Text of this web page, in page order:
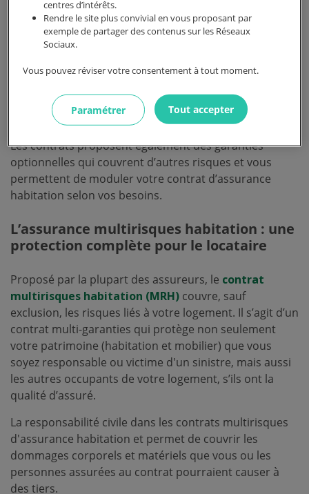
Undégât des eaux(rupture de canalisation,
infiltration d’eau, fuite d’eau).
civile
couvre les dommages corporels et
matériels causés à un tiers).
Les contrats proposent également des garanties
optionnelles qui couvrent d’autres risques et vous
permettent de moduler votre contrat d’assurance
habitation selon vos besoins.
L’assurance multirisques habitation : une
protection complète pour le locataire
Proposé par la plupart des assureurs, le contrat
multirisques habitation (MRH) couvre, sauf
exclusion, les risques liés à votre logement. Il s’agit d’un
contrat multi-garanties qui protège non seulement
votre patrimoine (habitation et mobilier) que vous
soyez responsable ou victime d'un sinistre, mais aussi
les autres occupants de votre logement, s’ils ont la
qualité d’assuré.
La responsabilité civile dans les contrats multirisques
d'assurance habitation et permet de couvrir les
dommages corporels et matériels que vous ou les
personnes assurées au contrat pourraient causer à
des tiers.
centres d’intérêts.
Rendre le site plus convivial en vous proposant par
exemple de partager des contenus sur les Réseaux
Sociaux.
Vous pouvez réviser votre consentement à tout moment.
Tout accepter
Paramétrer